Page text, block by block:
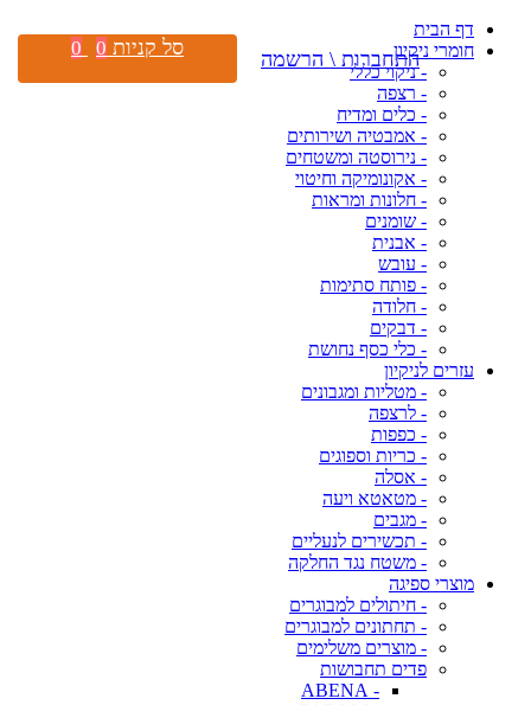
דף הבית
חומרי ניקיון
- ניקוי כללי
- רצפה
- כלים ומדיח
- אמבטיה ושירותים
- נירוסטה ומשטחים
- אקונומיקה וחיטוי
- חלונות ומראות
- שומנים
- אבנית
- עובש
- פותח סתימות
- חלודה
- דבקים
- כלי כסף נחושת
עזרים לניקיון
- מטליות ומגבונים
- לרצפה
- כפפות
- כריות וספוגים
- אסלה
- מטאטא ויעה
- מגבים
- תכשירים לנעליים
- משטח נגד החלקה
מוצרי ספיגה
- חיתולים למבוגרים
- תחתונים למבוגרים
- מוצרים משלימים
פדים תחבושות
- ABENA
התחברות \ הרשמה סל קניות 0
0